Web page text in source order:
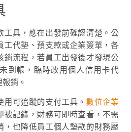
工具，應在出發前確認清楚。公
工代墊、預支款或企業簽單，各
銷流程，若員工出發後才發現公
到帳，臨時改用個人信用卡代
銷。
可追蹤的支付工具。 數位企業
被記錄，財務可即時查看，不需
，也降低員工個人墊款的財務壓